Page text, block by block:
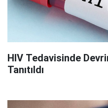
HIV Tedavisinde
Tanıtıldı